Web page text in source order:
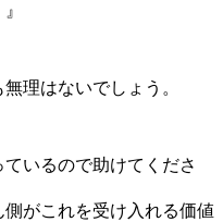
理はないでしょう。
いるので助けてくださ
がこれを受け入れる価値